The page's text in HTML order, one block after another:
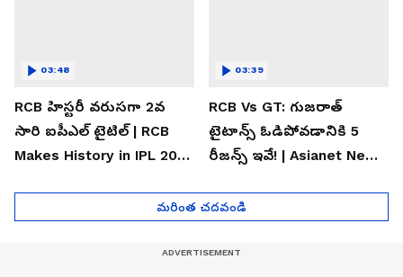
RCB హిస్టరీ వరుసగా 2వ
సారి ఐపీఎల్ టైటిల్ | RCB
Makes History in IPL 2026
03:48
RCB Vs GT: గుజరాత్
టైటాన్స్ ఓడిపోవడానికి 5
రీజన్స్ ఇవే! | Asianet News
03:39
మరింత చదవండి